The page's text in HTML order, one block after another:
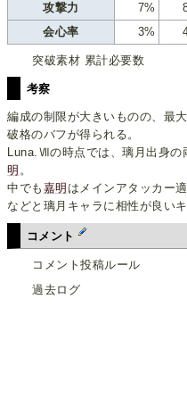
攻撃力
7%
会心率
3%
突破素材 累計必要数
考察
編成の制限が大きいものの、最
破格のバフが得られる。
Luna.Ⅶの時点では、璃月出身の
明 。
中でも 嘉明 はメインアタッカー
などと璃月キャラに相性が良い
コメント
コメント投稿ルール
過去ログ